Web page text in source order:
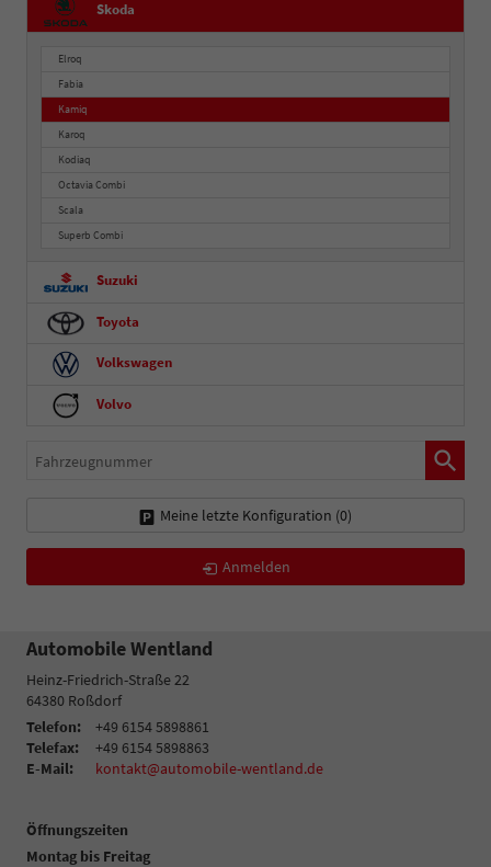
Skoda
Elroq
Fabia
Kamiq
Karoq
Kodiaq
Octavia Combi
Scala
Superb Combi
Suzuki
Toyota
Volkswagen
Volvo
Fahrzeugnummer
Meine letzte Konfiguration (0)
Anmelden
Automobile Wentland
Heinz-Friedrich-Straße 22
64380 Roßdorf
Telefon:
+49 6154 5898861
Telefax:
+49 6154 5898863
E-Mail:
kontakt@automobile-wentland.de
Öffnungszeiten
Montag bis Freitag